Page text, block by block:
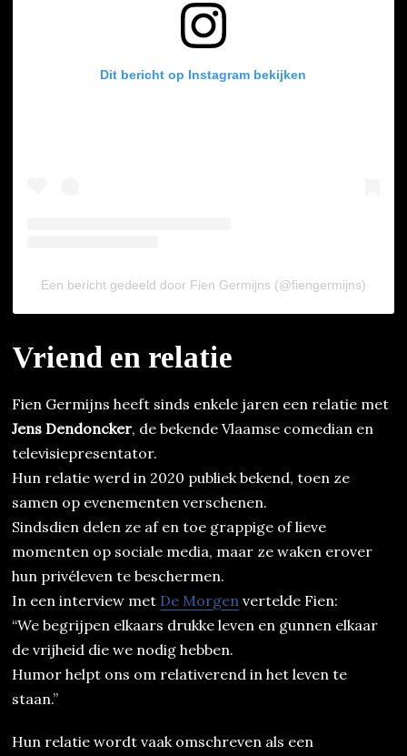
Dit bericht op Instagram bekijken
Een bericht gedeeld door Fien Germijns (@fiengermijns)
Vriend en relatie
Fien Germijns heeft sinds enkele jaren een relatie met
Jens Dendoncker, de bekende Vlaamse comedian en
televisiepresentator.
Hun relatie werd in 2020 publiek bekend, toen ze
samen op evenementen verschenen.
Sindsdien delen ze af en toe grappige of lieve
momenten op sociale media, maar ze waken erover
hun privéleven te beschermen.
In een interview met De Morgen vertelde Fien:
“We begrijpen elkaars drukke leven en gunnen elkaar
de vrijheid die we nodig hebben.
Humor helpt ons om relativerend in het leven te
staan.”
Hun relatie wordt vaak omschreven als een